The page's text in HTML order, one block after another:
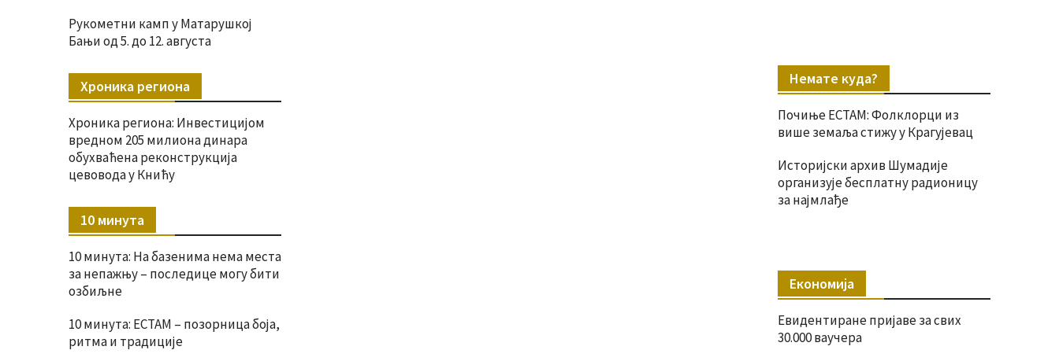
Немате куда?
Почиње ЕСТАМ: Фолклорци из
више земаља стижу у Крагујевац
Историјски архив Шумадије
организује бесплатну радионицу
за најмлађе
Економија
Евидентиране пријаве за свих
30.000 ваучера
Рукометни камп у Матарушкој
Бањи од 5. до 12. августа
Хроника региона
Хроника региона: Инвестицијом
вредном 205 милиона динара
обухваћена реконструкција
цевовода у Книћу
10 минута
10 минута: На базенима нема места
за непажњу – последице могу бити
озбиљне
10 минута: ЕСТАМ – позорница боја,
ритма и традиције